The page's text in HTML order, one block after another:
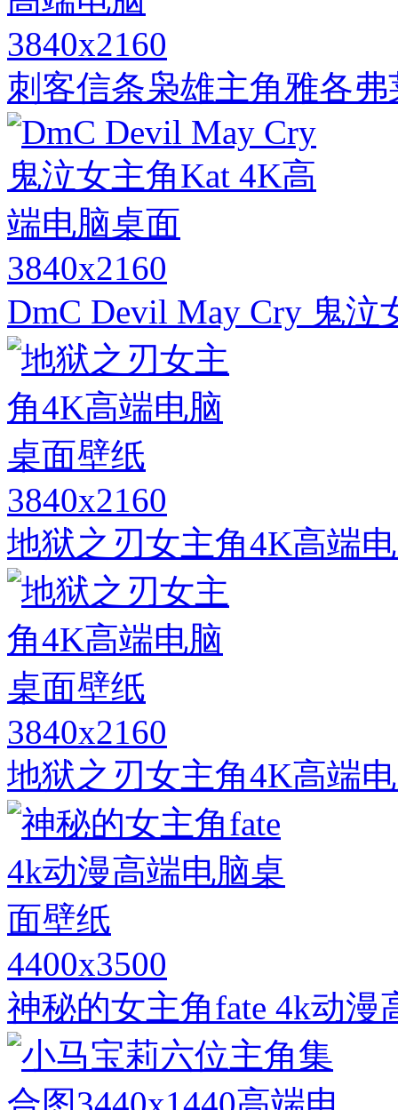
3840x2160
刺客信条枭雄主角雅各
3840x2160
DmC Devil May Cry 鬼
3840x2160
地狱之刃女主角4K高端
3840x2160
地狱之刃女主角4K高端
4400x3500
神秘的女主角fate 4k动漫